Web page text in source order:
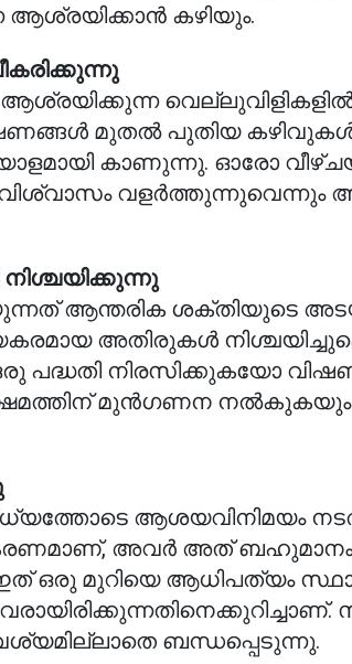
ആശ്രയിക്കാൻ കഴിയും.
വെല്ലുവിളികളിൽ
മുതൽ പുതിയ കഴിവുകൾ
കാണുന്നു. ഓരോ
വിശ്വാസം വളർത്തുന്നുവെന്നും
ആന്തരിക ശക്തിയുടെ
അതിരുകൾ
പദ്ധതി നിരസിക്കുകയോ
മുൻഗണന നൽകുകയും
ആശയവിനിമയം
അവർ അത് ബഹുമാനം,
ഒരു മുറിയെ ആധിപത്യം
ബന്ധപ്പെടുന്നു.